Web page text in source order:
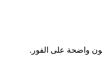
واضحة على الفور.